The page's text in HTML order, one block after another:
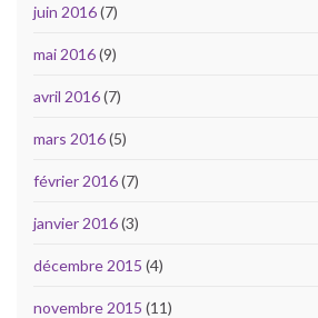
juin 2016(7)
mai 2016(9)
avril 2016(7)
mars 2016(5)
février 2016(7)
janvier 2016(3)
décembre 2015 (4)
novembre 2015 (11)